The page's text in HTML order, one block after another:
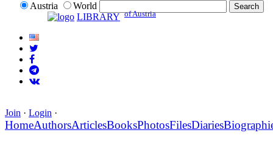
Austria
World
LIBRARY of Austria
Join · Login ·
HomeAuthorsArticlesBooksPhotosFilesDiaries